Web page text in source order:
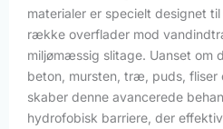
materialer er specielt designet
række overflader mod
miljømæssig slitage. Uanset om
beton, mursten, træ, puds, fliser
skaber denne avancerede
hydrofobisk barriere, der